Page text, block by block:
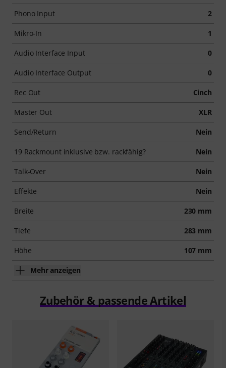
Phono Input 2
Mikro-In 1
Audio Interface Input 0
Audio Interface Output 0
Rec Out Cinch
Master Out XLR
Send/Return Nein
19 Rackmount inklusive bzw. rackfähig? Nein
Talk-Over Nein
Effekte Nein
Breite 230 mm
Tiefe 283 mm
Höhe 107 mm
Mehr anzeigen
Zubehör & passende Artikel